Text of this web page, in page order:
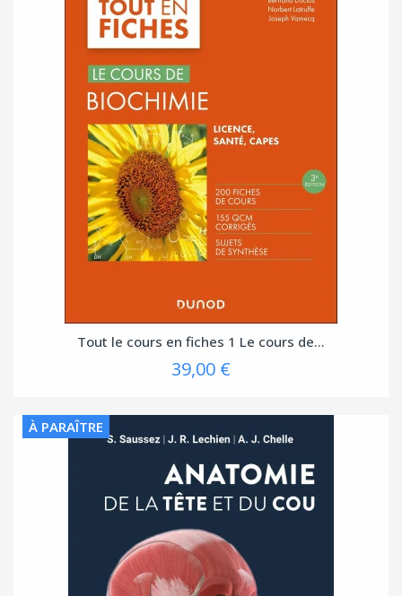
Tout le cours en fiches 1 Le cours de...
39,00 €
À PARAÎTRE